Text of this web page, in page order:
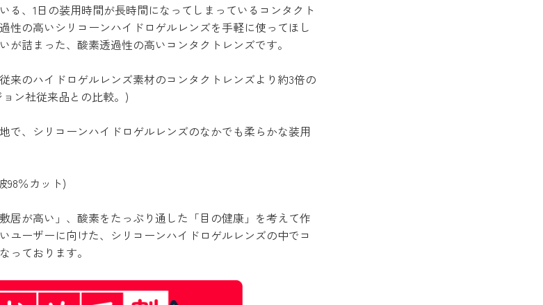
る、1日の装用時間が長時間になってしまっているコンタクト
性の高いシリコーンハイドロゲルレンズを手軽に使ってほし
が詰まった、酸素透過性の高いコンタクトレンズです。
来のハイドロゲルレンズ素材のコンタクトレンズより約3倍の
ン社従来品との比較。)
で、シリコーンハイドロゲルレンズのなかでも柔らかな装用
98％カット)
居が高い」、酸素をたっぷり通した「目の健康」を考えて作
ユーザーに向けた、シリコーンハイドロゲルレンズの中でコ
っております。